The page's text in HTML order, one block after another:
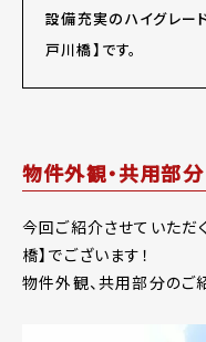
設備充実のハイグレー
戸川橋】です。
物件外観・共用部分
今回ご紹介させていただ
橋】でございます！
物件外観、共用部分のご